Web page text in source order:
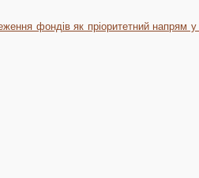
фондів як пріоритетний напрям у